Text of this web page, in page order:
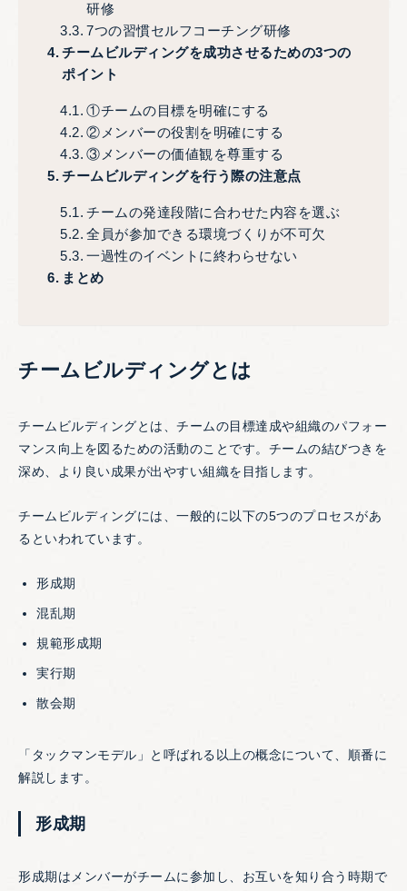
研修
7つの習慣セルフコーチング研修
チームビルディングを成功させるための3つの
ポイント
①チームの目標を明確にする
②メンバーの役割を明確にする
③メンバーの価値観を尊重する
チームビルディングを行う際の注意点
チームの発達段階に合わせた内容を選ぶ
全員が参加できる環境づくりが不可欠
一過性のイベントに終わらせない
まとめ
チームビルディングとは
チームビルディングとは、チームの目標達成や組織のパフォー
マンス向上を図るための活動のことです。チームの結びつきを
深め、より良い成果が出やすい組織を目指します。
チームビルディングには、一般的に以下の5つのプロセスがあ
るといわれています。
形成期
混乱期
規範形成期
実行期
散会期
「タックマンモデル」と呼ばれる以上の概念について、順番に
解説します。
形成期
形成期はメンバーがチームに参加し、お互いを知り合う時期で